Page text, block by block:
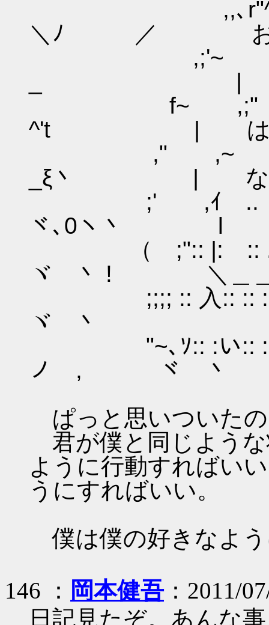
,,､
＼ﾉ ／ お
,;'~ _r--
_ | で
f~ ,;"
^'t | は
," ,~
_ξ丶 | な
;' ,ｲ
ヾ､0
（ ;"::
ヾ 丶 ! ＼＿＿
;;;; :: 入::
ヾ 丶
"~､ｿ:: :
ノ , ヾ 丶
ぱっと思いついた
君が僕と同じよう
ように行動すればい
うにすればいい。
僕は僕の好きなよ
146 ： 岡本健吾：2011/
日記見たぞ。あんな